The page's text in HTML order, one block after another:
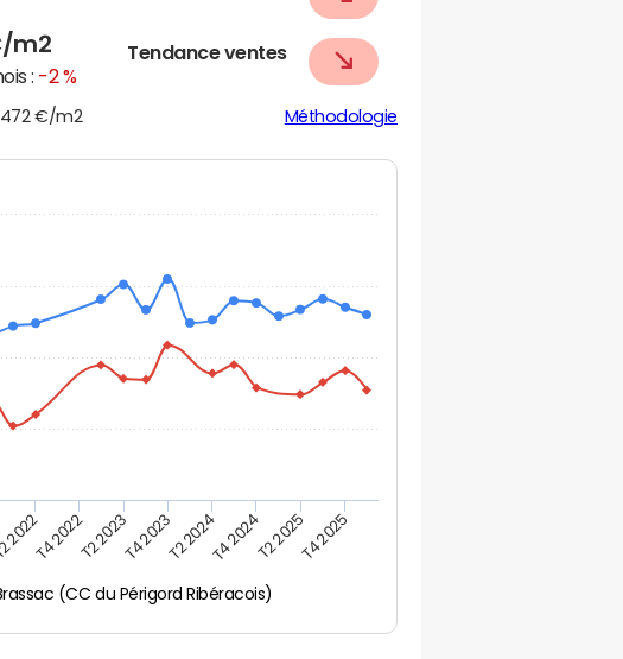
m2
: -2 %
Tendance ventes
1 472 €/m2 Méthodologie
(CC du Périgord Ribéracois)
2022T4 2022T2 2023T4 2023T2 2024T4 2024T2 2025T4 2025